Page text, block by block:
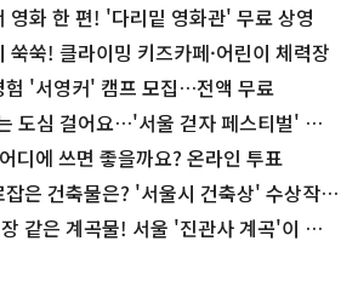
영화 한 편! '다리밑 영화관' 무료 상영
쑥쑥! 클라이밍 키즈카페·어린이 체력장
험 '서영커' 캠프 모집…전액 무료
도심 걸어요…'서울 걷자 페스티벌' 선
디에 쓰면 좋을까요? 온라인 투표
잡은 건축물은? '서울시 건축상' 수상작
같은 계곡물! 서울 '진관사 계곡'이 천